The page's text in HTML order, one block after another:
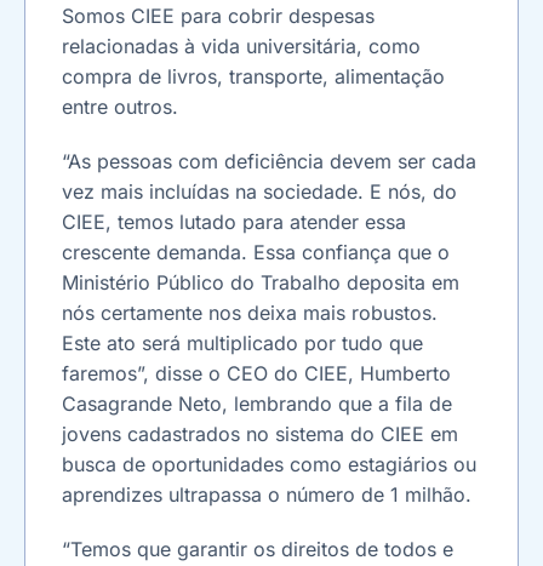
Somos CIEE para cobrir despesas
relacionadas à vida universitária, como
compra de livros, transporte, alimentação
entre outros.
“As pessoas com deficiência devem ser cada
vez mais incluídas na sociedade. E nós, do
CIEE, temos lutado para atender essa
crescente demanda. Essa confiança que o
Ministério Público do Trabalho deposita em
nós certamente nos deixa mais robustos.
Este ato será multiplicado por tudo que
faremos”, disse o CEO do CIEE, Humberto
Casagrande Neto, lembrando que a fila de
jovens cadastrados no sistema do CIEE em
busca de oportunidades como estagiários ou
aprendizes ultrapassa o número de 1 milhão.
“Temos que garantir os direitos de todos e